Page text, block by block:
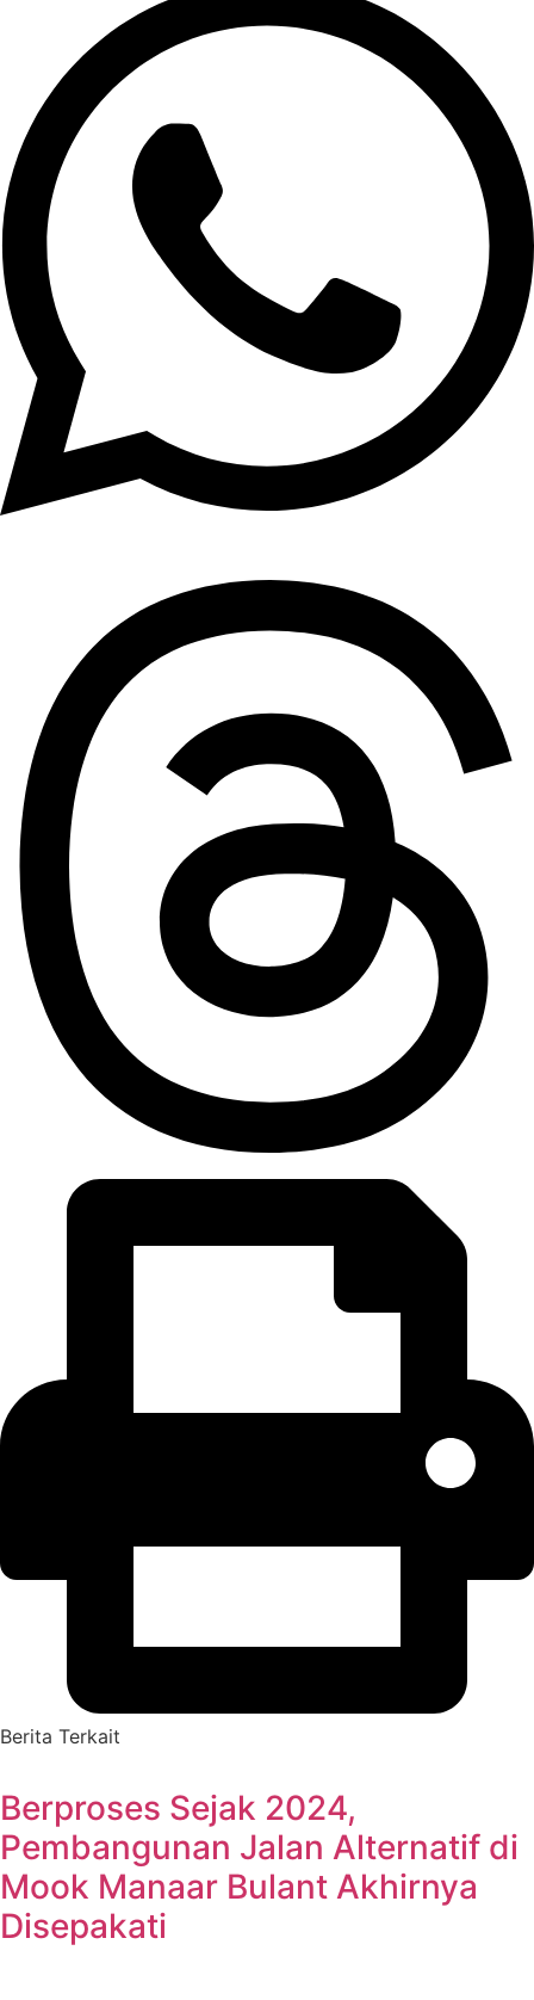
Berita Terkait
Berproses Sejak 2024,
Pembangunan Jalan Alternatif di
Mook Manaar Bulant Akhirnya
Disepakati